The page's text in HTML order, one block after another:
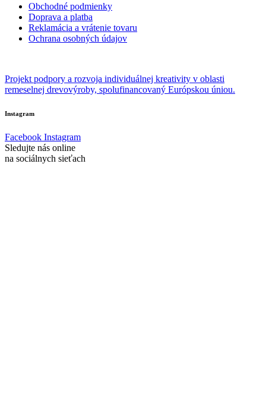
Obchodné podmienky
Doprava a platba
Reklamácia a vrátenie tovaru
Ochrana osobných údajov
Projekt podpory a rozvoja individuálnej kreativity v oblasti
remeselnej drevovýroby, spolufinancovaný Európskou úniou.
Instagram
Facebook Instagram
Sledujte nás online
na sociálnych sieťach